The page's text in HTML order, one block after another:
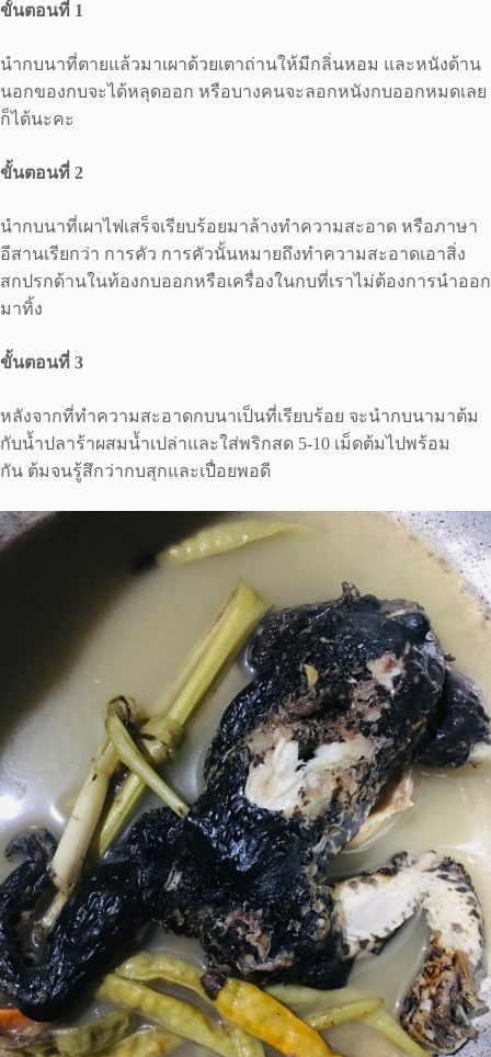
ขั้นตอนที่ 1
นำกบนาที่ตายแล้วมาเผาด้วยเตาถ่านให้มีกลิ่นหอม และหนังด้าน
นอกของกบจะได้หลุดออก หรือบางคนจะลอกหนังกบออกหมดเลย
ก็ได้นะคะ
ขั้นตอนที่ 2
นำกบนาที่เผาไฟเสร็จเรียบร้อยมาล้างทำความสะอาด หรือภาษา
อีสานเรียกว่า การคัว การคัวนั้นหมายถึงทำความสะอาดเอาสิ่ง
สกปรกด้านในท้องกบออกหรือเครื่องในกบที่เราไม่ต้องการนำออก
มาทิ้ง
ขั้นตอนที่ 3
หลังจากที่ทำความสะอาดกบนาเป็นที่เรียบร้อย จะนำกบนามาต้ม
กับน้ำปลาร้าผสมน้ำเปล่าและใส่พริกสด 5-10 เม็ดต้มไปพร้อม
กัน ต้มจนรู้สึกว่ากบสุกและเปื่อยพอดี